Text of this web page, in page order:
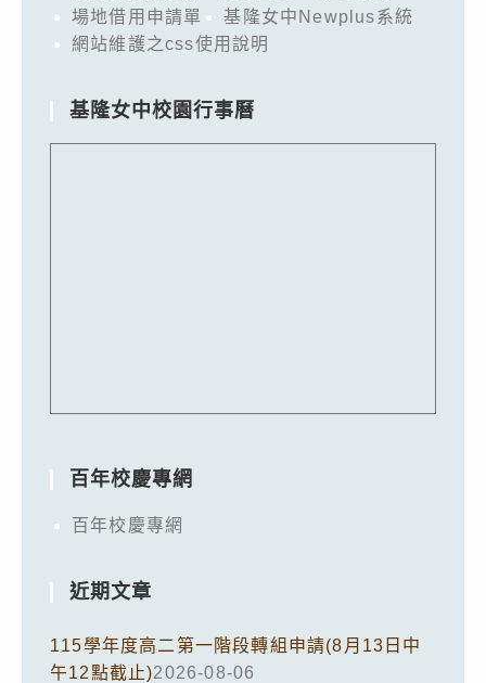
場地借用申請單
基隆女中Newplus系統
網站維護之css使用說明
基隆女中校園行事曆
百年校慶專網
百年校慶專網
近期文章
115學年度高二第一階段轉組申請(8月13日中
午12點截止)2026-08-06